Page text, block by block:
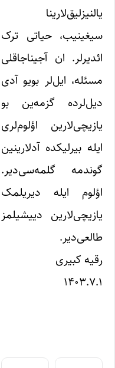
یالنیزلیق‌لارینا
سیغینیب، حیاتی ترک
ائدیرلر. ان آجیناجاقلی
مسئله، ایل‌لر بویو آدی
دیل‌لرده گزمه‌ین بو
یازیچی‌لارین اؤلوم‌لری
ایله بیرلیکده آدلارینین
گوندمه گلمه‌سی‌دیر.
اؤلوم ایله دیریلمک
یازیچی‌لارین دییشیلمز
طالعی‌دیر.
رقیه کبیری
۱۴۰۳.۷.۱